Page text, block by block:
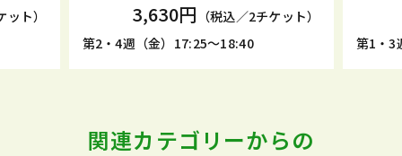
ト）
3,630円 （税込／2チケット）
第2・4週（金）17:25～18:40
第1・3
関連カテゴリーからの